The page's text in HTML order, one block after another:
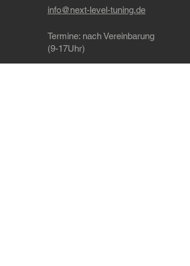
info@next-level-tuning.de
Termine: nach Vereinbarung
(9-17Uhr)